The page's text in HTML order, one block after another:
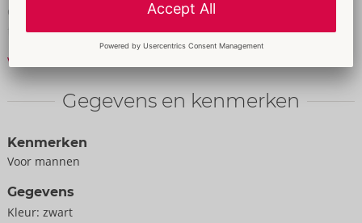
quickly put on and adjusted to fit, thanks to their hook and loop
fasteners.
100% polyamide, metal.
Verder lezen
Gegevens en kenmerken
Kenmerken
Voor mannen
Gegevens
Kleur: zwart